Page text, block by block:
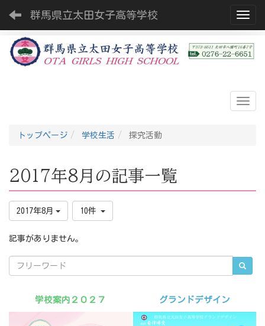
群馬県立太田女子高等学校
トップページ 学校生活 探究活動
2017年8月の記事一覧
2017年8月 10件
記事がありません。
学校案内２０２７ グランドデザイン